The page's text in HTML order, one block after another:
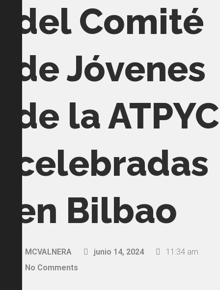
del Comité
de Jóvenes
de la ATPYC
celebradas
en Bilbao
MCVALNERA junio 14, 2024
11:34 am
No Comments